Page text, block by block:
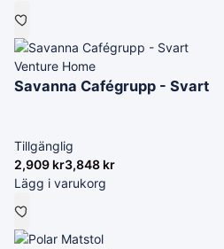
Venture Home
Savanna Cafégrupp - Svart
Tillgänglig
2,909 kr3,848 kr
Lägg i varukorg